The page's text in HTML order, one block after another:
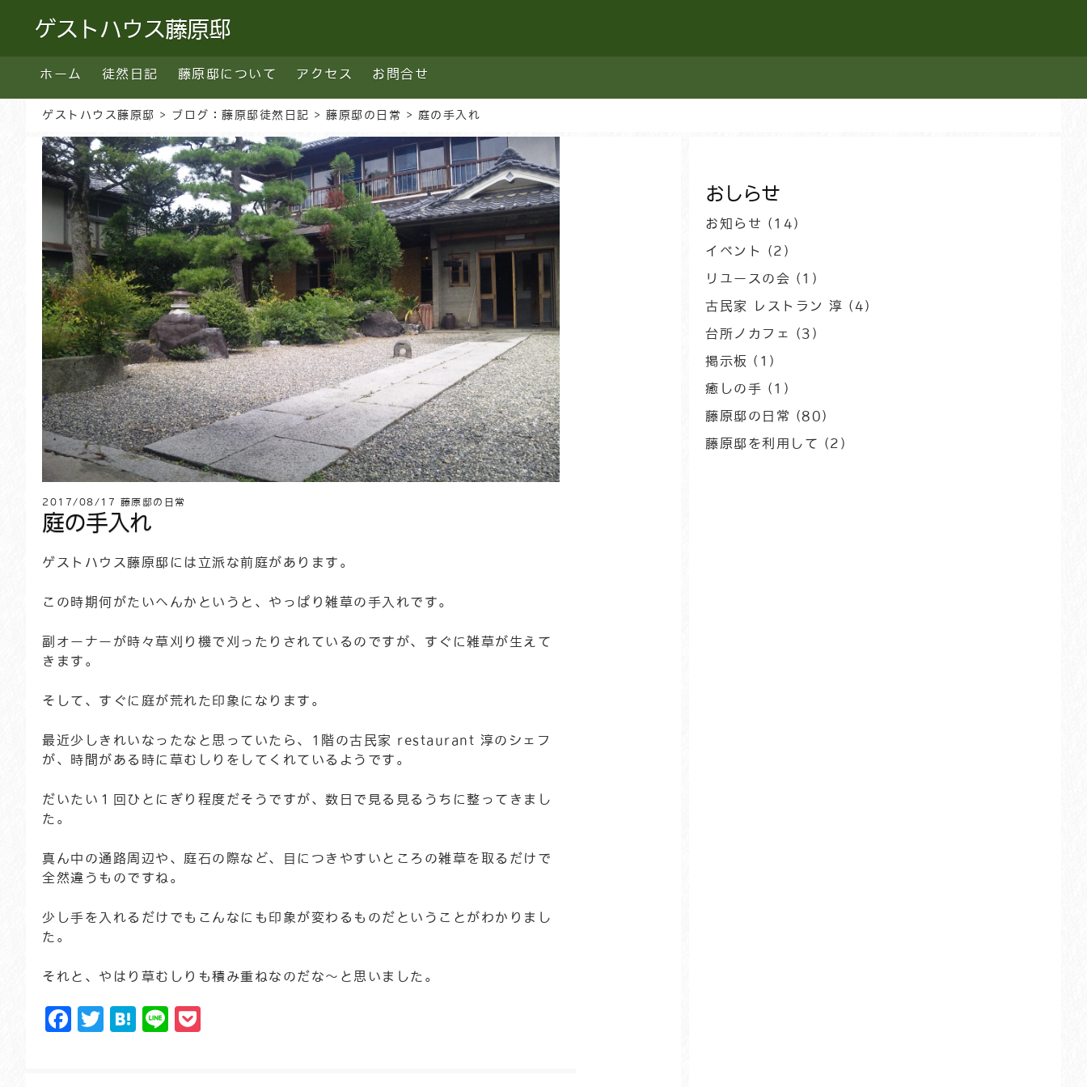
ゲストハウス藤原邸
ホーム 徒然日記 藤原邸について アクセス お問合せ
ゲストハウス藤原邸 > ブログ：藤原邸徒然日記 > 藤原邸の日常 > 庭の手入れ
2017/08/17 藤原邸の日常
庭の手入れ
ゲストハウス藤原邸には立派な前庭があります。
この時期何がたいへんかというと、やっぱり雑草の手入れです。
副オーナーが時々草刈り機で刈ったりされているのですが、すぐに雑草が生えて
きます。
そして、すぐに庭が荒れた印象になります。
最近少しきれいなったなと思っていたら、1階の古民家 restaurant 淳のシェフ
が、時間がある時に草むしりをしてくれているようです。
だいたい１回ひとにぎり程度だそうですが、数日で見る見るうちに整ってきまし
た。
真ん中の通路周辺や、庭石の際など、目につきやすいところの雑草を取るだけで
全然違うものですね。
少し手を入れるだけでもこんなにも印象が変わるものだということがわかりまし
た。
それと、やはり草むしりも積み重ねなのだな～と思いました。
Facebook
Twitter
Hatena
Line
おしらせ
お知らせ (14)
イベント (2)
リユースの会 (1)
古民家 レストラン 淳 (4)
台所ノカフェ (3)
掲示板 (1)
癒しの手 (1)
藤原邸の日常 (80)
藤原邸を利用して (2)